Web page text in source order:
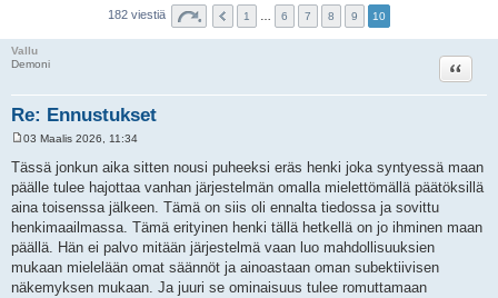
182 viestiä 1 6 7 8 9 10
Vallu
Demoni
Re: Ennustukset
Lainaa
i
e
s
i
03 Maalis 2026, 11:34
Tässä jonkun aika sitten nousi puheeksi eräs henki joka syntyessä maan
päälle tulee hajottaa vanhan järjestelmän omalla mielettömällä päätöksillä
aina toisenssa jälkeen. Tämä on siis oli ennalta tiedossa ja sovittu
henkimaailmassa. Tämä erityinen henki tällä hetkellä on jo ihminen maan
päällä. Hän ei palvo mitään järjestelmä vaan luo mahdollisuuksien
mukaan mielelään omat säännöt ja ainoastaan oman subektiivisen
näkemyksen mukaan. Ja juuri se ominaisuus tulee romuttamaan